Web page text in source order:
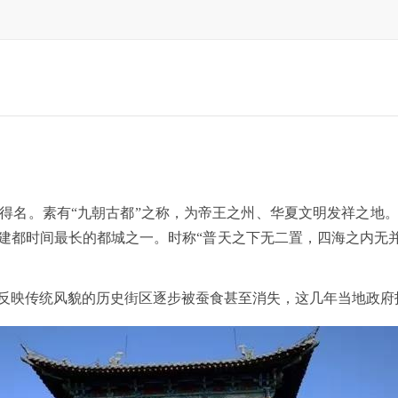
素有“九朝古都”之称，为帝王之州、华夏文明发祥之地
时间最长的都城之一。时称“普天之下无二置，四海之内
统风貌的历史街区逐步被蚕食甚至消失，这几年当地政府